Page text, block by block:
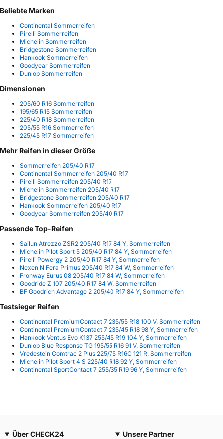
Beliebte Marken
Continental Sommerreifen
Pirelli Sommerreifen
Michelin Sommerreifen
Bridgestone Sommerreifen
Hankook Sommerreifen
Goodyear Sommerreifen
Dunlop Sommerreifen
Dimensionen
205/60 R16 Sommerreifen
195/65 R15 Sommerreifen
225/40 R18 Sommerreifen
205/55 R16 Sommerreifen
225/45 R17 Sommerreifen
Mehr Reifen in dieser Größe
Sommerreifen 205/40 R17
Continental Sommerreifen 205/40 R17
Pirelli Sommerreifen 205/40 R17
Michelin Sommerreifen 205/40 R17
Bridgestone Sommerreifen 205/40 R17
Hankook Sommerreifen 205/40 R17
Goodyear Sommerreifen 205/40 R17
Passende Top-Reifen
Sailun Atrezzo ZSR2 205/40 R17 84 Y, Sommerreifen
Michelin Pilot Sport 5 205/40 R17 84 Y, Sommerreifen
Pirelli Powergy 2 205/40 R17 84 Y, Sommerreifen
Nexen N Fera Primus 205/40 R17 84 W, Sommerreifen
Fronway Eurus 08 205/40 R17 84 W, Sommerreifen
Goodride Z 107 205/40 R17 84 W, Sommerreifen
BF Goodrich Advantage 2 205/40 R17 84 Y, Sommerreifen
Testsieger Reifen
Continental PremiumContact 7 235/55 R18 100 V, Sommerreifen
Continental PremiumContact 7 235/45 R18 98 Y, Sommerreifen
Hankook Ventus Evo K137 255/45 R19 104 Y, Sommerreifen
Dunlop Blue Response TG 195/55 R16 91 V, Sommerreifen
Vredestein Comtrac 2 Plus 225/75 R16C 121 R, Sommerreifen
Michelin Pilot Sport 4 S 225/40 R18 92 Y, Sommerreifen
Continental SportContact 7 255/35 R19 96 Y, Sommerreifen
Über CHECK24
Unsere Partner